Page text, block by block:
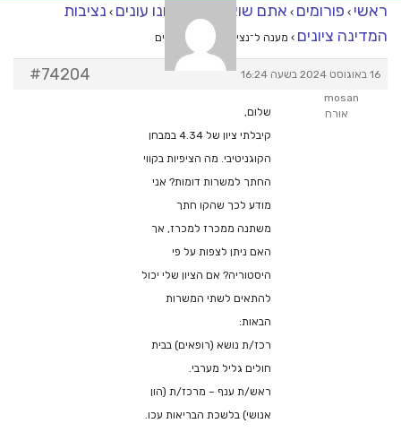
ראשי › פורומים › אתם שואלים – אנחנו עונים › נציבות
המדינה ציונים › מענה ל־נציבות המדינה ציונים
16 באוגוסט 2024 בשעה 16:24 #74204
mosan
אורח
שלום,
קיבלתי ציון של 4.34 במבחן
הקוגניטיבי. מה הציפיות בקווי
החתך למשרות דומות? אני
מודע לכך שהקו חתך
משתנה ממכרז למכרז, אך
האם ניתן לצפות על פי
היסטוריה? אם הציון שלי יכול
להתאים לשתי המשרות
הבאות:
רכז/ת נושא (רופאים) בבית
חולים גליל מערבי.
ראש/ת ענף – מרכז/ת (הון
אנושי) בלשכת הבריאות עכו.